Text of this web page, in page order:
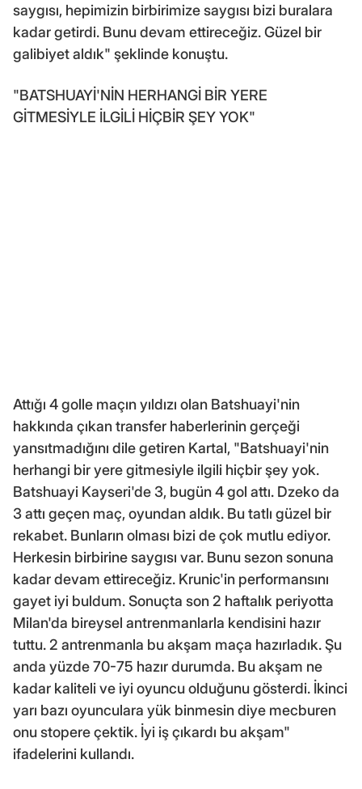
saygısı, hepimizin birbirimize saygısı bizi buralara
kadar getirdi. Bunu devam ettireceğiz. Güzel bir
galibiyet aldık" şeklinde konuştu.
"BATSHUAYİ'NİN HERHANGİ BİR YERE
GİTMESİYLE İLGİLİ HİÇBİR ŞEY YOK"
Attığı 4 golle maçın yıldızı olan Batshuayi'nin
hakkında çıkan transfer haberlerinin gerçeği
yansıtmadığını dile getiren Kartal, "Batshuayi'nin
herhangi bir yere gitmesiyle ilgili hiçbir şey yok.
Batshuayi Kayseri'de 3, bugün 4 gol attı. Dzeko da
3 attı geçen maç, oyundan aldık. Bu tatlı güzel bir
rekabet. Bunların olması bizi de çok mutlu ediyor.
Herkesin birbirine saygısı var. Bunu sezon sonuna
kadar devam ettireceğiz. Krunic'in performansını
gayet iyi buldum. Sonuçta son 2 haftalık periyotta
Milan'da bireysel antrenmanlarla kendisini hazır
tuttu. 2 antrenmanla bu akşam maça hazırladık. Şu
anda yüzde 70-75 hazır durumda. Bu akşam ne
kadar kaliteli ve iyi oyuncu olduğunu gösterdi. İkinci
yarı bazı oyunculara yük binmesin diye mecburen
onu stopere çektik. İyi iş çıkardı bu akşam"
ifadelerini kullandı.